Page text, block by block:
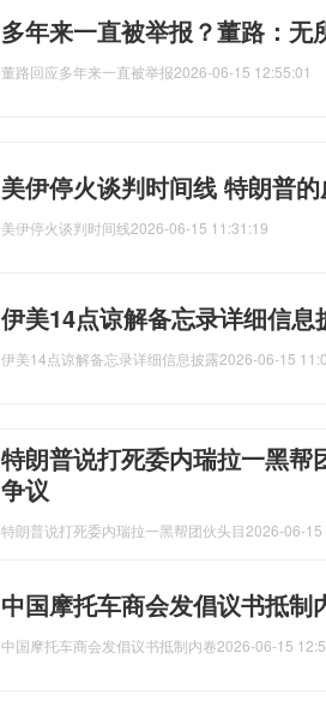
多年来一直被举报？董路：无
董路回应多年来一直被举报2026-06-15 12:55:01
美伊停火谈判时间线 特朗普
美伊停火谈判时间线2026-06-15 11:31:19
伊美14点谅解备忘录详细信
伊美14点谅解备忘录详细信息披露2026-06-15
特朗普说打死委内瑞拉一黑帮
争议
特朗普说打死委内瑞拉一黑帮团伙头目2026-06-15
中国摩托车商会发倡议书抵
中国摩托车商会发倡议书抵制内卷2026-06-15